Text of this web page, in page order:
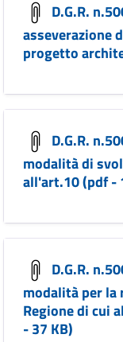
D.G.R.
asseverazione
progetto
D.G.R.
modalità di
all'art.10 (pdf -
D.G.R.
modalità per la
Regione di cui
- 37 KB)